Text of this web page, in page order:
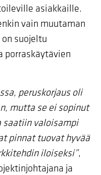
asiakkaille.
vain muutaman
suojeltu
porraskäytävien
peruskorjaus oli
mutta se ei sopinut
saatiin valoisampi
pinnat tuovat hyvää
iloiseksi”,
ja